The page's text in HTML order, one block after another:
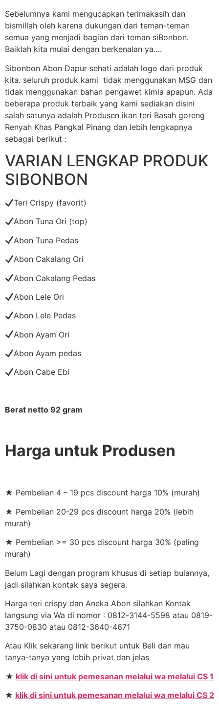
Sebelumnya kami mengucapkan terimakasih dan
bismillah oleh karena dukungan dari teman-teman
semua yang menjadi bagian dari teman siBonbon.
Baiklah kita mulai dengan berkenalan ya….
Sibonbon Abon Dapur sehati adalah logo dari produk
kita. seluruh produk kami tidak menggunakan MSG dan
tidak menggunakan bahan pengawet kimia apapun. Ada
beberapa produk terbaik yang kami sediakan disini
salah satunya adalah Produsen ikan teri Basah goreng
Renyah Khas Pangkal Pinang dan lebih lengkapnya
sebagai berikut :
VARIAN LENGKAP PRODUK
SIBONBON
Teri Crispy (favorit)
Abon Tuna Ori (top)
Abon Tuna Pedas
Abon Cakalang Ori
Abon Cakalang Pedas
Abon Lele Ori
Abon Lele Pedas
Abon Ayam Ori
Abon Ayam pedas
Abon Cabe Ebi
Berat netto 92 gram
Harga untuk Produsen
★ Pembelian 4 – 19 pcs discount harga 10% (murah)
★ Pembelian 20-29 pcs discount harga 20% (lebih
murah)
★ Pembelian >= 30 pcs discount harga 30% (paling
murah)
Belum Lagi dengan program khusus di setiap bulannya,
jadi silahkan kontak saya segera.
Harga teri crispy dan Aneka Abon silahkan Kontak
langsung via Wa di nomor : 0812-3144-5598 atau 0819-
3750-0830 atau 0812-3640-4671
Atau Klik sekarang link berikut untuk Beli dan mau
tanya-tanya yang lebih privat dan jelas
★ klik di sini untuk pemesanan melalui wa melalui CS 1
★ klik di sini untuk pemesanan melalui wa melalui CS 2